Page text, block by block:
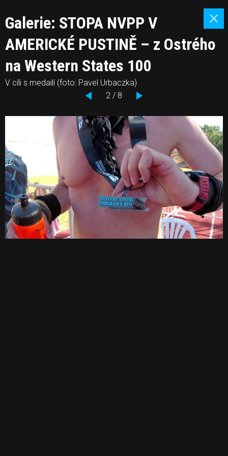
Galerie: STOPA NVPP V
AMERICKÉ PUSTINĚ – z Ostrého
na Western States 100
V cíli s medailí (foto: Pavel Urbaczka)
2 / 8